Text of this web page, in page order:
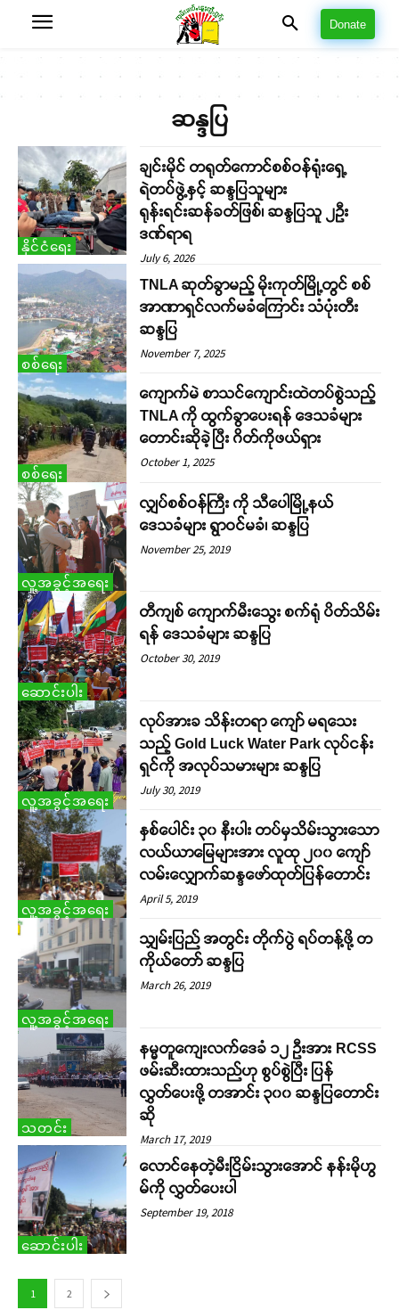
Support SHAN
Your support keeps our voice
strong. Join us today and help
create a future where every story is
heard, every voice counts, and
Donate
ဆန္ဒပြ
နိုင်ငံရေး
ချင်းမိုင် တရုတ်ကောင်စစ်ဝန်ရုံးရှေ့
ရဲတပ်ဖွဲ့နှင့် ဆန္ဒပြသူများ
ရုန်းရင်းဆန်ခတ်ဖြစ်၊ ဆန္ဒပြသူ ၂ဉီး
ဒဏ်ရာရ
July 6, 2026
စစ်ရေး
TNLA ဆုတ်ခွာမည့် မိုးကုတ်မြို့တွင် စစ်
အာဏာရှင်လက်မခံကြောင်း သံပုံးတီး
ဆန္ဒပြ
November 7, 2025
စစ်ရေး
ကျောက်မဲ စာသင်ကျောင်းထဲတပ်စွဲသည့်
TNLA ကို ထွက်ခွာပေးရန် ဒေသခံများ
တောင်းဆိုခဲ့ပြီး ဂိတ်ကိုဖယ်ရှား
October 1, 2025
လူ့အခွင့်အရေး
လျှပ်စစ်ဝန်ကြီး ကို သီပေါမြို့နယ်
ဒေသခံများ ရွာဝင်မခံ၊ ဆန္ဒပြ
November 25, 2019
ဆောင်းပါး
တီကျစ် ကျောက်မီးသွေး စက်ရုံ ပိတ်သိမ်း
ရန် ဒေသခံများ ဆန္ဒပြ
October 30, 2019
လူ့အခွင့်အရေး
လုပ်အားခ သိန်းတရာ ကျော် မရသေး
သည့် Gold Luck Water Park လုပ်ငန်း
ရှင်ကို အလုပ်သမားများ ဆန္ဒပြ
July 30, 2019
လူ့အခွင့်အရေး
နှစ်ပေါင်း ၃၀ နီးပါး တပ်မှသိမ်းသွားသော
လယ်ယာမြေများအား လူထု ၂၀၀ ကျော်
လမ်းလျှောက်ဆန္ဒဖော်ထုတ်ပြန်တောင်း
April 5, 2019
လူ့အခွင့်အရေး
သျှမ်းပြည် အတွင်း တိုက်ပွဲ ရပ်တန့်ဖို့ တ
ကိုယ်တော် ဆန္ဒပြ
March 26, 2019
သတင်း
နမ္မတူကျေးလက်ဒေခံ ၁၂ ဉီးအား RCSS
ဖမ်းဆီးထားသည်ဟု စွပ်စွဲပြီး ပြန်
လွှတ်ပေးဖို့ တအာင်း ၃၀၀ ဆန္ဒပြတောင်း
ဆို
March 17, 2019
ဆောင်းပါး
လောင်နေတဲ့မီးငြိမ်းသွားအောင် နန်းမိုဟွ
မ်ကို လွှတ်ပေးပါ
September 19, 2018
1 2